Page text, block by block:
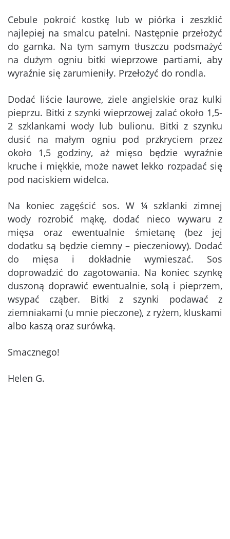
Cebule pokroić kostkę lub w piórka i zeszklić
najlepiej na smalcu patelni. Następnie przełożyć
do garnka. Na tym samym tłuszczu podsmażyć
na dużym ogniu bitki wieprzowe partiami, aby
wyraźnie się zarumieniły. Przełożyć do rondla.
Dodać liście laurowe, ziele angielskie oraz kulki
pieprzu. Bitki z szynki wieprzowej zalać około 1,5-
2 szklankami wody lub bulionu. Bitki z szynku
dusić na małym ogniu pod przkryciem przez
około 1,5 godziny, aż mięso będzie wyraźnie
kruche i miękkie, może nawet lekko rozpadać się
pod naciskiem widelca.
Na koniec zagęścić sos. W ¼ szklanki zimnej
wody rozrobić mąkę, dodać nieco wywaru z
mięsa oraz ewentualnie śmietanę (bez jej
dodatku są będzie ciemny – pieczeniowy). Dodać
do mięsa i dokładnie wymieszać. Sos
doprowadzić do zagotowania. Na koniec szynkę
duszoną doprawić ewentualnie, solą i pieprzem,
wsypać cząber. Bitki z szynki podawać z
ziemniakami (u mnie pieczone), z ryżem, kluskami
albo kaszą oraz surówką.
Smacznego!
Helen G.